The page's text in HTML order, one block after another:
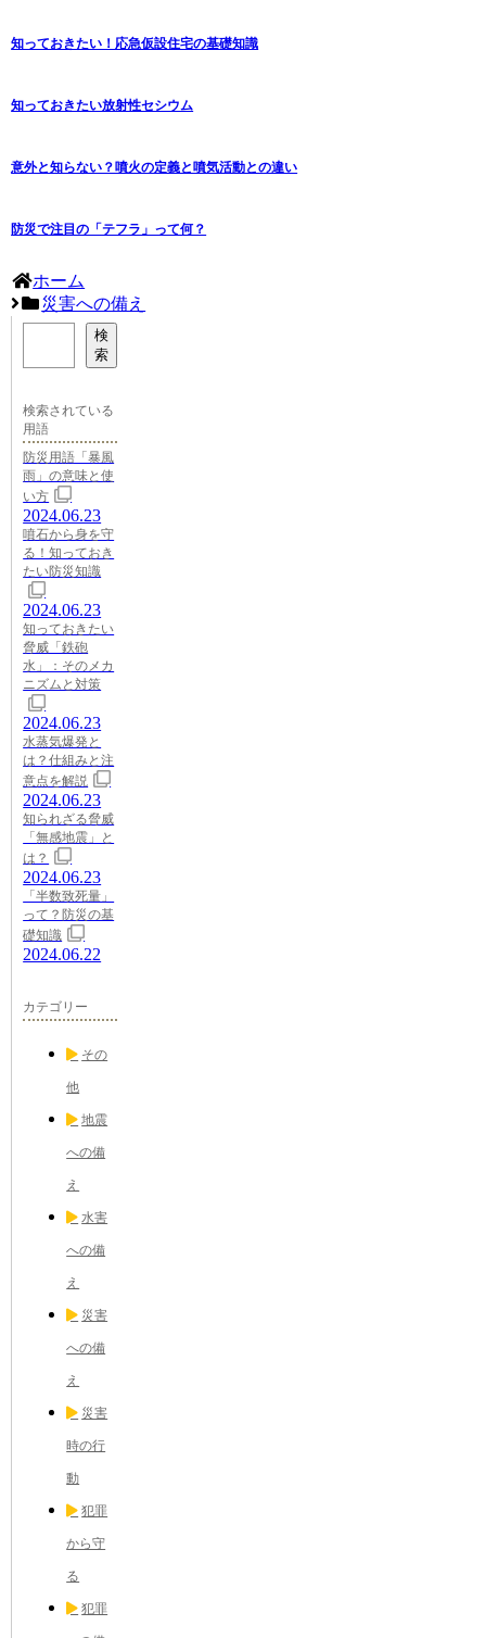
知っておきたい！応急仮設住宅の基礎知識
知っておきたい放射性セシウム
意外と知らない？噴火の定義と噴気活動との違い
防災で注目の「テフラ」って何？
ホーム
災害への備え
検
索
検索されている
用語
防災用語「暴風
雨」の意味と使
い方
2024.06.23
噴石から身を守
る！知っておき
たい防災知識
2024.06.23
知っておきたい
脅威「鉄砲
水」：そのメカ
ニズムと対策
2024.06.23
水蒸気爆発と
は？仕組みと注
意点を解説
2024.06.23
知られざる脅威
「無感地震」と
は？
2024.06.23
「半数致死量」
って？防災の基
礎知識
2024.06.22
カテゴリー
その
他
地震
への備
え
水害
への備
え
災害
への備
え
災害
時の行
動
犯罪
から守
る
犯罪